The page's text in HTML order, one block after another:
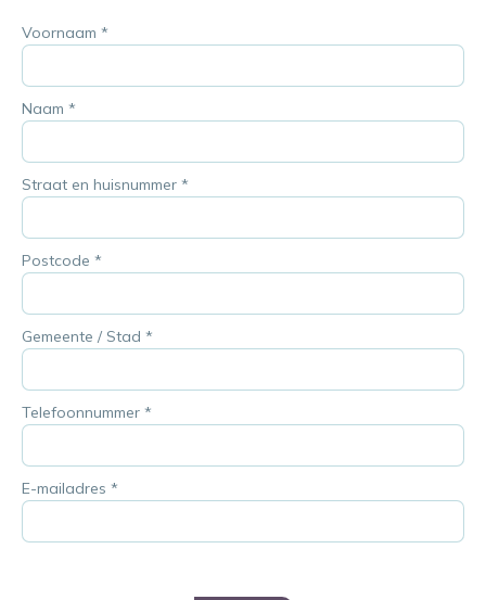
Voornaam *
Naam *
Straat en huisnummer *
Postcode *
Gemeente / Stad *
Telefoonnummer *
E-mailadres *